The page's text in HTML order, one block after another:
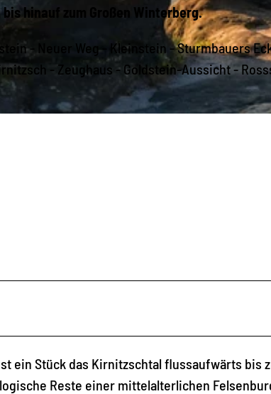
hinauf zum Großen Winterberg.
- Neuer Weg - Kleinstein - Sturmbauers
- Zeughaus - Goldstein-Aussicht -
ein Stück das Kirnitzschtal flussaufwärts bis
Reste einer mittelalterlichen